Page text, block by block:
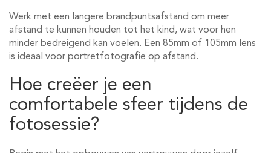
Werk met een langere brandpuntsafstand om meer
afstand te kunnen houden tot het kind, wat voor hen
minder bedreigend kan voelen. Een 85mm of 105mm lens
is ideaal voor portretfotografie op afstand.
Hoe creëer je een
comfortabele sfeer tijdens de
fotosessie?